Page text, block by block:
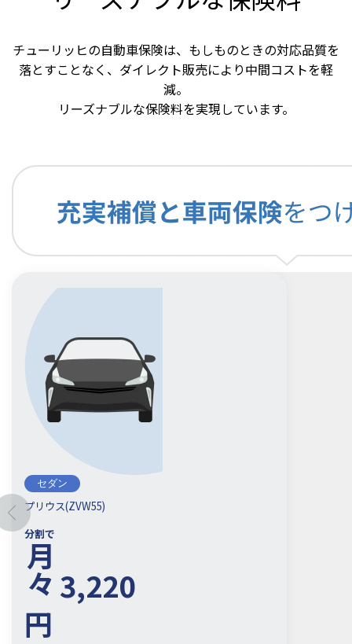
チューリッヒの自動車保険は、もしものときの対応品質を
落とすことなく、ダイレクト販売により中間コストを軽
減。
リーズナブルな保険料を実現しています。
セダン
プリウス(ZVW55)
分割で
月々3,220
円